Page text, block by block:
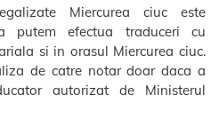
Miercurea ciuc este
putem efectua traduceri cu
si in orasul Miercurea ciuc.
de catre notar doar daca a
autorizat de Ministerul